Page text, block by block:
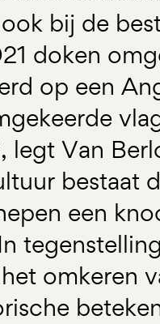
bij de
doken
op een
legt Van
bestaat
een
omkeren